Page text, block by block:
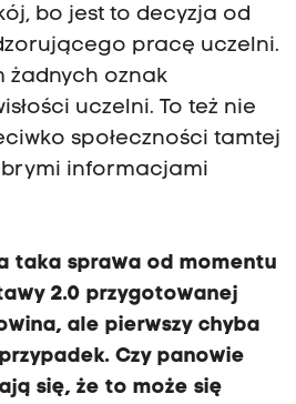
bo jest to decyzja od
pracę uczelni.
żadnych oznak
uczelni. To też nie
społeczności tamtej
informacjami
taka sprawa od momentu
2.0 przygotowanej
ale pierwszy chyba
Czy panowie
się, że to może się